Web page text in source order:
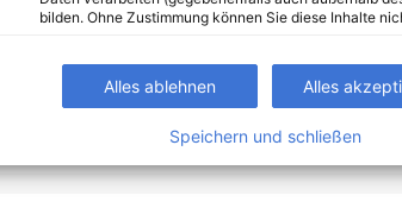
bilden. Ohne Zustimmung können Sie diese Inhalte
Alles ablehnen Alles
Speichern und schließen